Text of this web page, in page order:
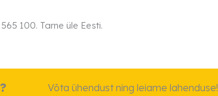
100. Tarne üle Eesti.
Võta ühendust ning leiame lahenduse!